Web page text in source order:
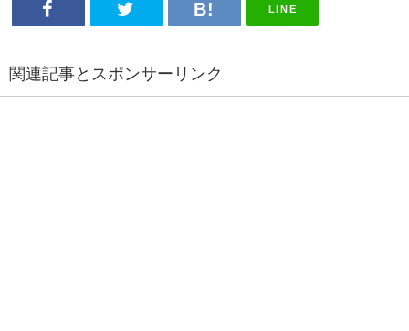
LINE
関連記事とスポンサーリンク